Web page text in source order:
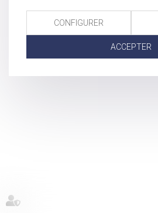
CONFIGURER
ACCEPTER